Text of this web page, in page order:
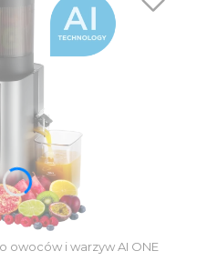
i warzyw AI ONE